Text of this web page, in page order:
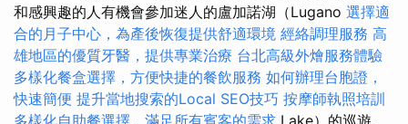
和感興趣的人有機會參加迷人的盧加諾湖（Lugano 選擇適
合的月子中心，為產後恢復提供舒適環境 經絡調理服務 高
雄地區的優質牙醫，提供專業治療 台北高級外燴服務體驗
多樣化餐盒選擇，方便快捷的餐飲服務 如何辦理台胞證，
快速簡便 提升當地搜索的Local SEO技巧 按摩師執照培訓
多樣化自助餐選擇，滿足所有賓客的需求 Lake）的巡遊。